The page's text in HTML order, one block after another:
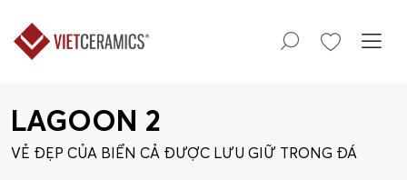
LAGOON 2
VẺ ĐẸP CỦA BIỂN CẢ ĐƯỢC LƯU GIỮ TRONG ĐÁ